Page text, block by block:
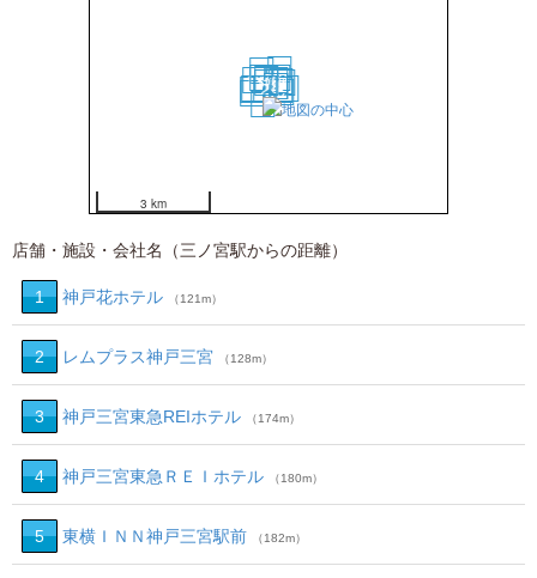
1
23
4
56
7 8
9
10
11
12
13
14
15
16
17
18
19
20
3 km
店舗・施設・会社名（三ノ宮駅からの距離）
1 神戸花ホテル （121m）
2 レムプラス神戸三宮 （128m）
3 神戸三宮東急REIホテル （174m）
4 神戸三宮東急ＲＥＩホテル （180m）
5 東横ＩＮＮ神戸三宮駅前 （182m）